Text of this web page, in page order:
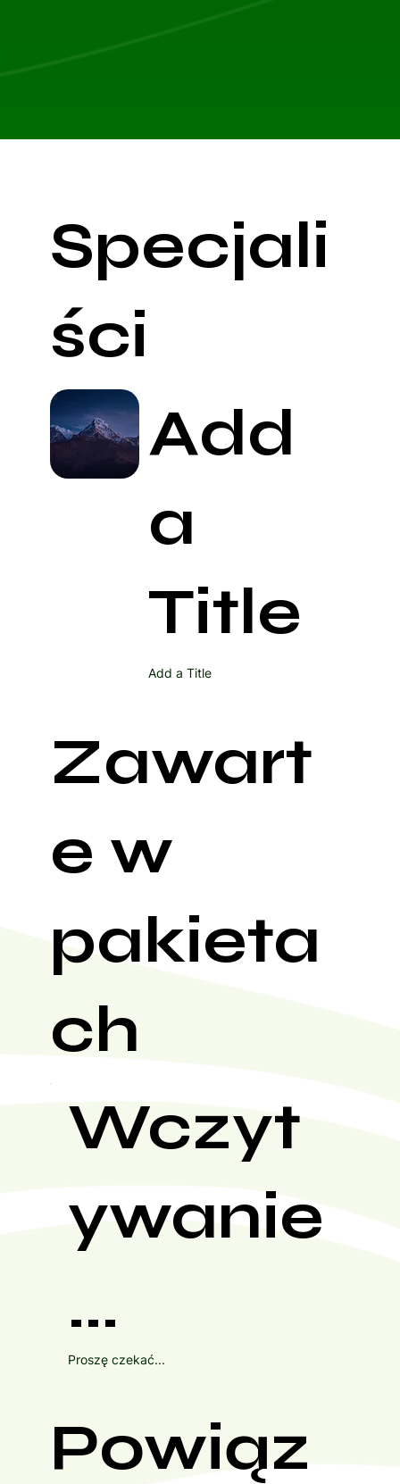
Specjali
ści
Add
a
Title
Add a Title
Zawart
e w
pakieta
ch
Wczyt
ywanie
...
Proszę czekać...
Powiąz